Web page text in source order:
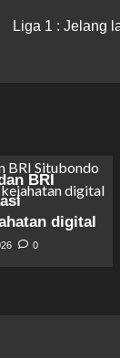
Liga 1 : Jelang
BRI
digital
0